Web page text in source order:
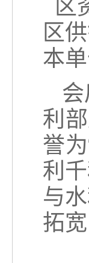
区
区
本
利
誉
利
与
拓